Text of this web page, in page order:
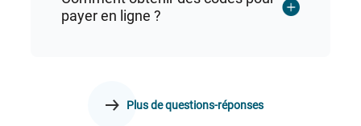
payer en ligne ?
Plus de questions-réponses